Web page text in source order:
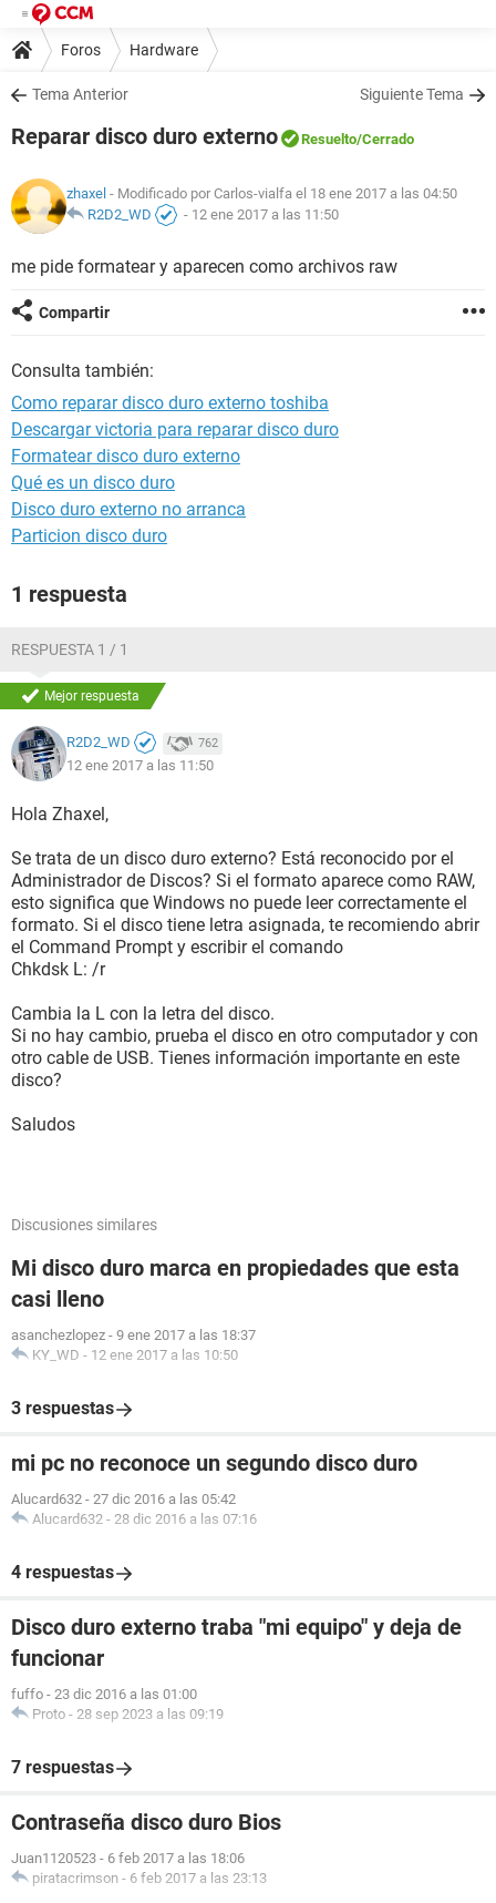
Foros Hardware
Tema Anterior Siguiente Tema
Reparar disco duro externo Resuelto/Cerrado
zhaxel - Modificado por Carlos-vialfa el 18 ene 2017 a las 04:50
R2D2_WD
- 12 ene 2017 a las 11:50
me pide formatear y aparecen como archivos raw
Compartir
Consulta también:
Como reparar disco duro externo toshiba
Descargar victoria para reparar disco duro
Formatear disco duro externo
Qué es un disco duro
Disco duro externo no arranca
Particion disco duro
1 respuesta
RESPUESTA 1 / 1
Mejor respuesta
R2D2_WD 762
12 ene 2017 a las 11:50
Hola Zhaxel,
Se trata de un disco duro externo? Está reconocido por el
Administrador de Discos? Si el formato aparece como RAW,
esto significa que Windows no puede leer correctamente el
formato. Si el disco tiene letra asignada, te recomiendo abrir
el Command Prompt y escribir el comando
Chkdsk L: /r
Cambia la L con la letra del disco.
Si no hay cambio, prueba el disco en otro computador y con
otro cable de USB. Tienes información importante en este
disco?
Saludos
Discusiones similares
Mi disco duro marca en propiedades que esta
casi lleno
asanchezlopez - 9 ene 2017 a las 18:37
KY_WD - 12 ene 2017 a las 10:50
3 respuestas
mi pc no reconoce un segundo disco duro
Alucard632 - 27 dic 2016 a las 05:42
Alucard632 - 28 dic 2016 a las 07:16
4 respuestas
Disco duro externo traba "mi equipo" y deja de
funcionar
fuffo - 23 dic 2016 a las 01:00
Proto - 28 sep 2023 a las 09:19
7 respuestas
Contraseña disco duro Bios
Juan1120523 - 6 feb 2017 a las 18:06
piratacrimson - 6 feb 2017 a las 23:13